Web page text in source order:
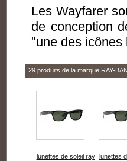
Les Wayfarer
de conception
"une des icônes
29 produits de la marque RAY-
lunettes de soleil ray
lunettes